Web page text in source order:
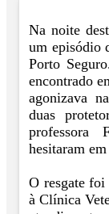
Na noite
um episódio
Porto
encontrado
agonizava
duas
hesitaram
O resgate
à Clínica